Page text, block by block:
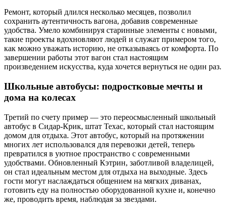
Ремонт, который длился несколько месяцев, позволил
сохранить аутентичность вагона, добавив современные
удобства. Умело комбинируя старинные элементы с новыми,
такие проекты вдохновляют людей и служат примером того,
как можно уважать историю, не отказываясь от комфорта. По
завершении работы этот вагон стал настоящим
произведением искусства, куда хочется вернуться не один раз.
Школьные автобусы: подростковые мечты и
дома на колесах
Третий по счету пример — это переосмысленный школьный
автобус в Сидар-Крик, штат Техас, который стал настоящим
домом для отдыха. Этот автобус, который на протяжении
многих лет использовался для перевозки детей, теперь
превратился в уютное пространство с современными
удобствами. Обновленный Кэтрин, заботливой владелицей,
он стал идеальным местом для отдыха на выходные. Здесь
гости могут наслаждаться общением на мягких диванах,
готовить еду на полностью оборудованной кухне и, конечно
же, проводить время, наблюдая за звездами.